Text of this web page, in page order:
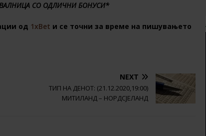
СО ОДЛИЧНИ БОНУСИ*
од 1xBet и се точни за време на пишувањето
NEXT
ТИП НА ДЕНОТ: (21.12.2020,19:00)
МИТИЛАНД – НОРДСЈЕЛАНД